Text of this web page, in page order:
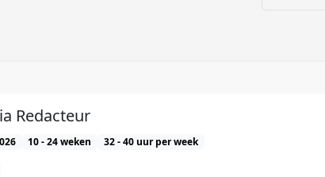
Redacteur
10 - 24 weken
32 - 40 uur per week